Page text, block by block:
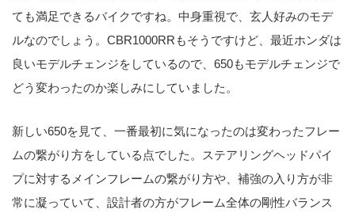
ても満足できるバイクですね。中身重視で、玄人好みのモデ
ルなのでしょう。CBR1000RRもそうですけど、最近ホンダは
良いモデルチェンジをしているので、650もモデルチェンジで
どう変わったのか楽しみにしていました。
新しい650を見て、一番最初に気になったのは変わったフレー
ムの繋がり方をしている点でした。ステアリングヘッドパイ
プに対するメインフレームの繋がり方や、補強の入り方が非
常に凝っていて、設計者の方がフレーム全体の剛性バランス